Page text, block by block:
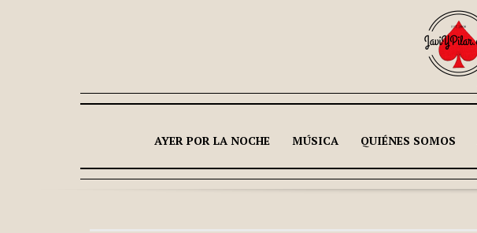
AYER POR LA NOCHE MÚSICA QUIÉNES SOMOS